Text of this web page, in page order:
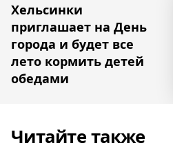
Хельсинки
приглашает на День
города и будет все
лето кормить детей
обедами
Читайте также